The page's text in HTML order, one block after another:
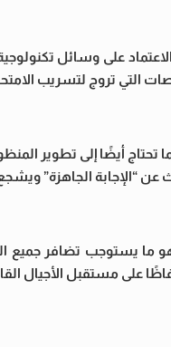
على وسائل تكنولوجية
التي تروج لتسريب
تحتاج أيضًا إلى تطوير
“الإجابة الجاهزة”
ما يستوجب تضافر جميع
على مستقبل الأجيال